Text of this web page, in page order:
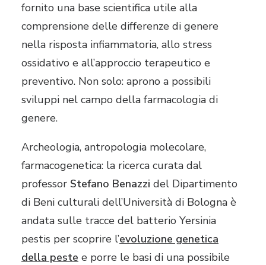
fornito una base scientifica utile alla
comprensione delle differenze di genere
nella risposta infiammatoria, allo stress
ossidativo e all’approccio terapeutico e
preventivo. Non solo: aprono a possibili
sviluppi nel campo della farmacologia di
genere.
Archeologia, antropologia molecolare,
farmacogenetica: la ricerca curata dal
professor Stefano Benazzi del Dipartimento
di Beni culturali dell’Università di Bologna è
andata sulle tracce del batterio Yersinia
pestis per scoprire l’evoluzione genetica
della peste e porre le basi di una possibile